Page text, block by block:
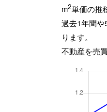
m2単価の推
過去1年間
ります。
不動産を売